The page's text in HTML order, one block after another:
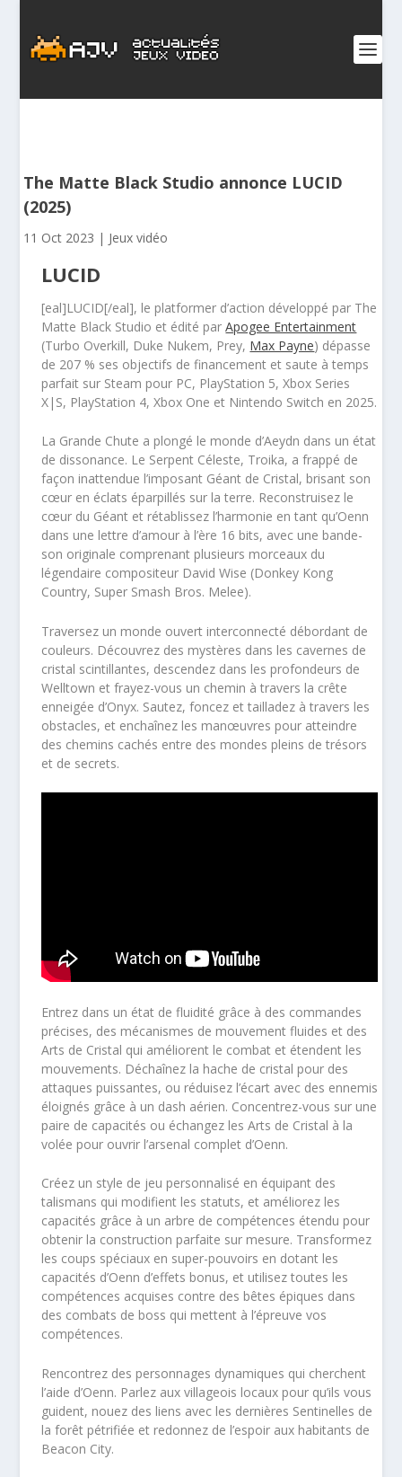
The Matte Black Studio annonce LUCID
(2025)
11 Oct 2023 | Jeux vidéo
LUCID
[eal]LUCID[/eal], le platformer d’action développé par The
Matte Black Studio et édité parApogee Entertainment
(Turbo Overkill, Duke Nukem, Prey, Max Payne) dépasse
de 207 % ses objectifs de financement et saute à temps
parfait sur Steam pour PC, PlayStation 5, Xbox Series
X|S, PlayStation 4, Xbox One et Nintendo Switch en 2025.
La Grande Chute a plongé le monde d’Aeydn dans un état
de dissonance. Le Serpent Céleste, Troika, a frappé de
façon inattendue l’imposant Géant de Cristal, brisant son
cœur en éclats éparpillés sur la terre. Reconstruisez le
cœur du Géant et rétablissez l’harmonie en tant qu’Oenn
dans une lettre d’amour à l’ère 16 bits, avec une bande-
son originale comprenant plusieurs morceaux du
légendaire compositeur David Wise (Donkey Kong
Country, Super Smash Bros. Melee).
Traversez un monde ouvert interconnecté débordant de
couleurs. Découvrez des mystères dans les cavernes de
cristal scintillantes, descendez dans les profondeurs de
Welltown et frayez-vous un chemin à travers la crête
enneigée d’Onyx. Sautez, foncez et tailladez à travers les
obstacles, et enchaînez les manœuvres pour atteindre
des chemins cachés entre des mondes pleins de trésors
et de secrets.
Entrez dans un état de fluidité grâce à des commandes
précises, des mécanismes de mouvement fluides et des
Arts de Cristal qui améliorent le combat et étendent les
mouvements. Déchaînez la hache de cristal pour des
attaques puissantes, ou réduisez l’écart avec des ennemis
éloignés grâce à un dash aérien. Concentrez-vous sur une
paire de capacités ou échangez les Arts de Cristal à la
volée pour ouvrir l’arsenal complet d’Oenn.
Créez un style de jeu personnalisé en équipant des
talismans qui modifient les statuts, et améliorez les
capacités grâce à un arbre de compétences étendu pour
obtenir la construction parfaite sur mesure. Transformez
les coups spéciaux en super-pouvoirs en dotant les
capacités d’Oenn d’effets bonus, et utilisez toutes les
compétences acquises contre des bêtes épiques dans
des combats de boss qui mettent à l’épreuve vos
compétences.
Rencontrez des personnages dynamiques qui cherchent
l’aide d’Oenn. Parlez aux villageois locaux pour qu’ils vous
guident, nouez des liens avec les dernières Sentinelles de
la forêt pétrifiée et redonnez de l’espoir aux habitants de
Beacon City.